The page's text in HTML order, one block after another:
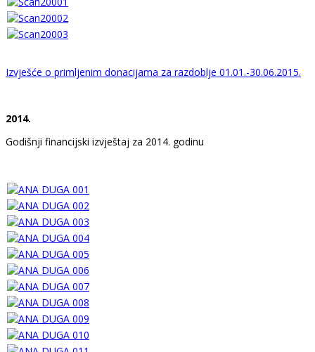
Izvješće o primljenim donacijama za razdoblje 01.01.-30.06.2015.
2014.
Godišnji financijski izvještaj za 2014. godinu